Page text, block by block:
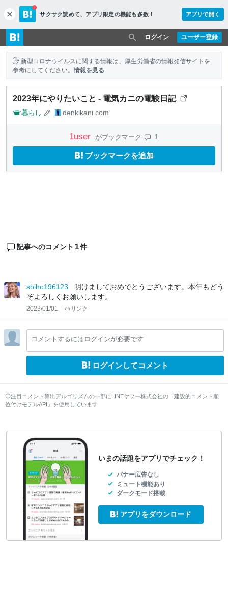
c
l
o
s
e
サクサク読めて、 アプリ限定の機能も多数！ アプリで開く
ユーザー登録
ログイン
新型コロナウイルスに関する情報は、厚生労働省の情報発信サイトを
参考にしてください。情報を見る
2023年にやりたいこと - 電気カニの電験日記
暮らし denkikani.com
1user がブックマーク 1
ブックマークを追加
記事へのコメント 1件
shiho196123
明けましておめでとうございます。本年もどう
ぞよろしくお願いします。
2023/01/01 リンク
コメントするにはログインが必要です
ログインしてコメント
注目コメント算出アルゴリズムの一部にLINEヤフー株式会社の「建設的コメント順
位付けモデルAPI」を使用しています
いまの話題をアプリでチェック！
バナー広告なし
ミュート機能あり
ダークモード搭載
アプリをダウンロード